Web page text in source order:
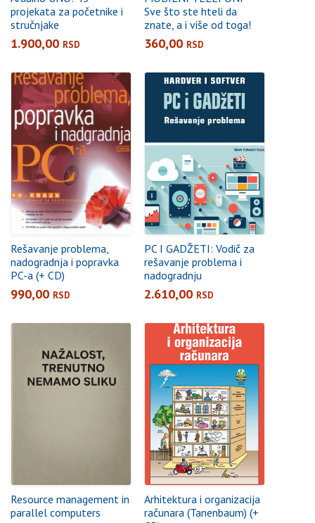
projekata za početnike i
stručnjake
1.900,00 RSD
Sve što ste hteli da
znate, a i više od toga!
360,00 RSD
Rešavanje problema,
nadogradnja i popravka
PC-a (+ CD)
990,00 RSD
PC I GADŽETI: Vodič za
rešavanje problema i
nadogradnju
2.610,00 RSD
Resource management in
parallel computers
Arhitektura i organizacija
računara (Tanenbaum) (+